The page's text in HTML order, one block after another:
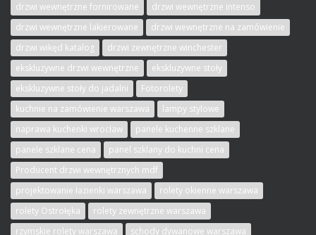
drzwi wewnętrzne fornirowane
drzwi wewnętrzne intenso
drzwi wewnętrzne lakierowane
drzwi wewnętrzne na zamówienie
drzwi wikęd katalog
drzwi zewnętrzne winchester
ekskluzywne drzwi wewnętrzne
ekskluzywne stoły
ekskluzywne stoły do jadalni
Fotorolety
kuchnie na zamówienie warszawa
lampy stylowe
naprawa kuchenki wrocław
panele kuchenne szklane
panele szklane cena
panel szklany do kuchni cena
Producent drzwi wewnętrznych mdf
projektowanie łazienki warszawa
rolety okienne warszawa
rolety Ostrołęka
rolety zewnętrzne warszawa
rzymskie rolety warszawa
schody dywanowe warszawa